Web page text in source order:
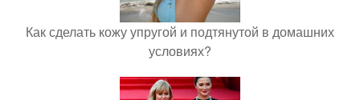
Как сделать кожу упругой и подтянутой в домашних
условиях?